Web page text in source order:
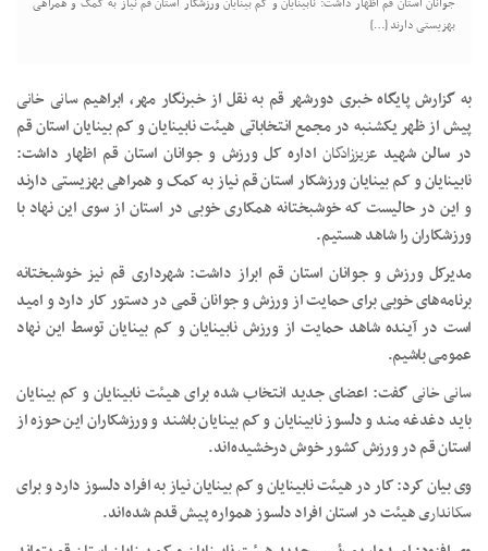
بهزیستی دارند […]
به گزارش پایگاه خبری دورشهر قم به نقل از خبرنگار مهر، ابراهیمسانی خانی
پیش از ظهر یکشنبه در مجمع انتخاباتی هیئت نابینایان و کم بینایان استان قم
در سالن شهید عزیززادگاناداره کل ورزش و جوانان استان قم اظهار داشت:
نابینایان و کم بینایان ورزشکار استان قم نیاز به کمک و همراهی بهزیستی دارند
و این در حالیست که خوشبختانه همکاری خوبی در استان از سوی این نهاد با
ورزشکاران را شاهد هستیم.
مدیرکل ورزش و جوانان استان قم ابراز داشت: شهرداری قم نیز خوشبختانه
برنامه‌های خوبی برای حمایت از ورزش و جوانان قمی در دستور کار دارد و امید
است در آینده شاهد حمایت از ورزش نابینایان و کم بینایان توسط این نهاد
عمومی باشیم.
سانیخانیگفت: اعضای جدید انتخاب شده برای هیئت نابینایان و کم بینایان
باید دغدغه مند و دلسوز نابینایان و کم بینایان باشند و ورزشکاران این حوزه از
استان قم در ورزش کشور خوش درخشیده‌اند.
وی بیان کرد: کار در هیئت نابینایان و کم بینایان نیاز به افراد دلسوز دارد و برای
سکانداریهیئت در استان افراد دلسوز همواره پیش قدم شده‌اند.